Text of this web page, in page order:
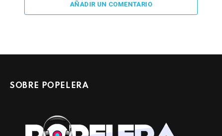
AÑADIR UN COMENTARIO
SOBRE POPELERA